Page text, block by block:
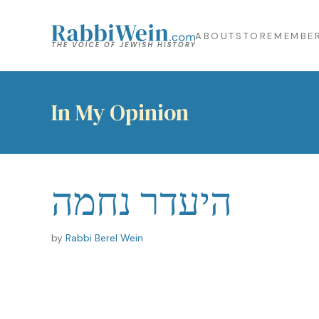
ABOUT STORE
In My Opinion
היעדר נחמה
by Rabbi Berel Wein